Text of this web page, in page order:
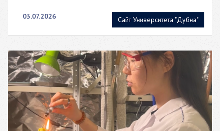
Сайт Университета "Дубна"
03.07.2026